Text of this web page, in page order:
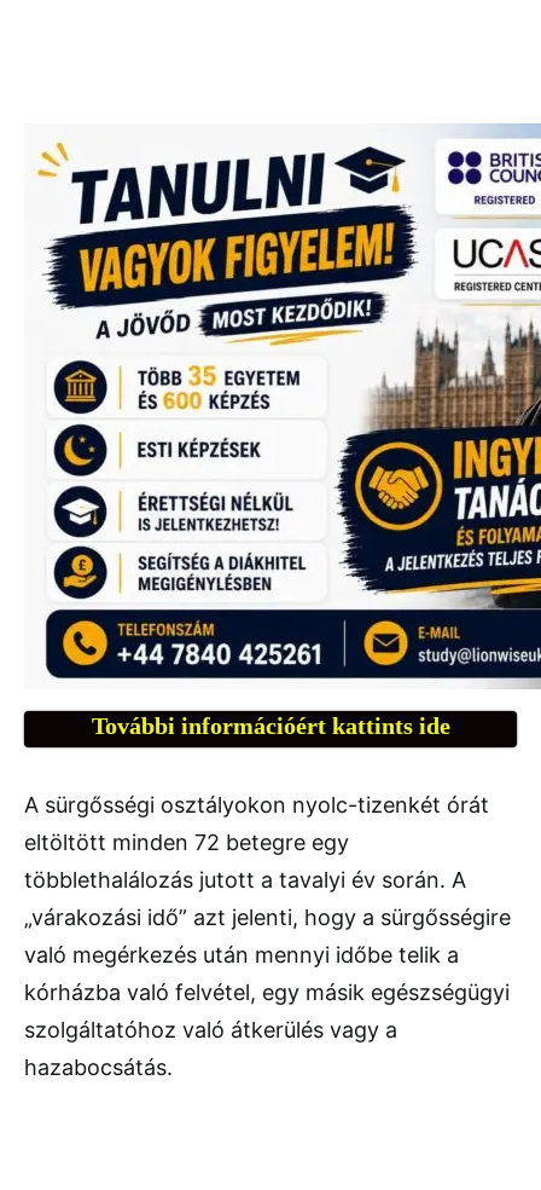
További információért kattints ide
A sürgősségi osztályokon nyolc-tizenkét órát
eltöltött minden 72 betegre egy
többlethalálozás jutott a tavalyi év során. A
„várakozási idő” azt jelenti, hogy a sürgősségire
való megérkezés után mennyi időbe telik a
kórházba való felvétel, egy másik egészségügyi
szolgáltatóhoz való átkerülés vagy a
hazabocsátás.